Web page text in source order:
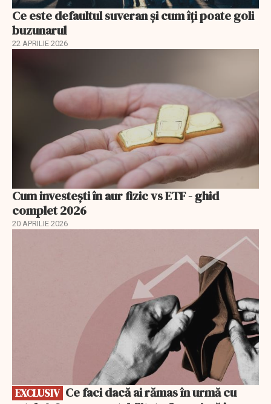
Ce este defaultul suveran și cum îți poate goli
buzunarul
22 APRILIE 2026
Cum investești în aur fizic vs ETF - ghid
complet 2026
20 APRILIE 2026
EXCLUSIV